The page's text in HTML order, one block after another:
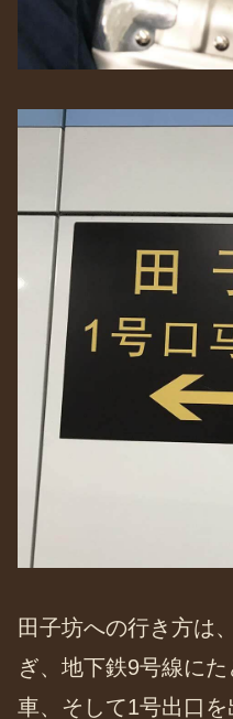
田子坊への行き方は
ぎ、地下鉄9号線に
車、そして1号出口